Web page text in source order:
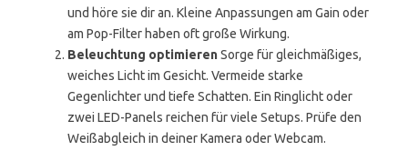
und höre sie dir an. Kleine Anpassungen am Gain oder
am Pop-Filter haben oft große Wirkung.
Beleuchtung optimierenSorge für gleichmäßiges,
weiches Licht im Gesicht. Vermeide starke
Gegenlichter und tiefe Schatten. Ein Ringlicht oder
zwei LED-Panels reichen für viele Setups. Prüfe den
Weißabgleich in deiner Kamera oder Webcam.